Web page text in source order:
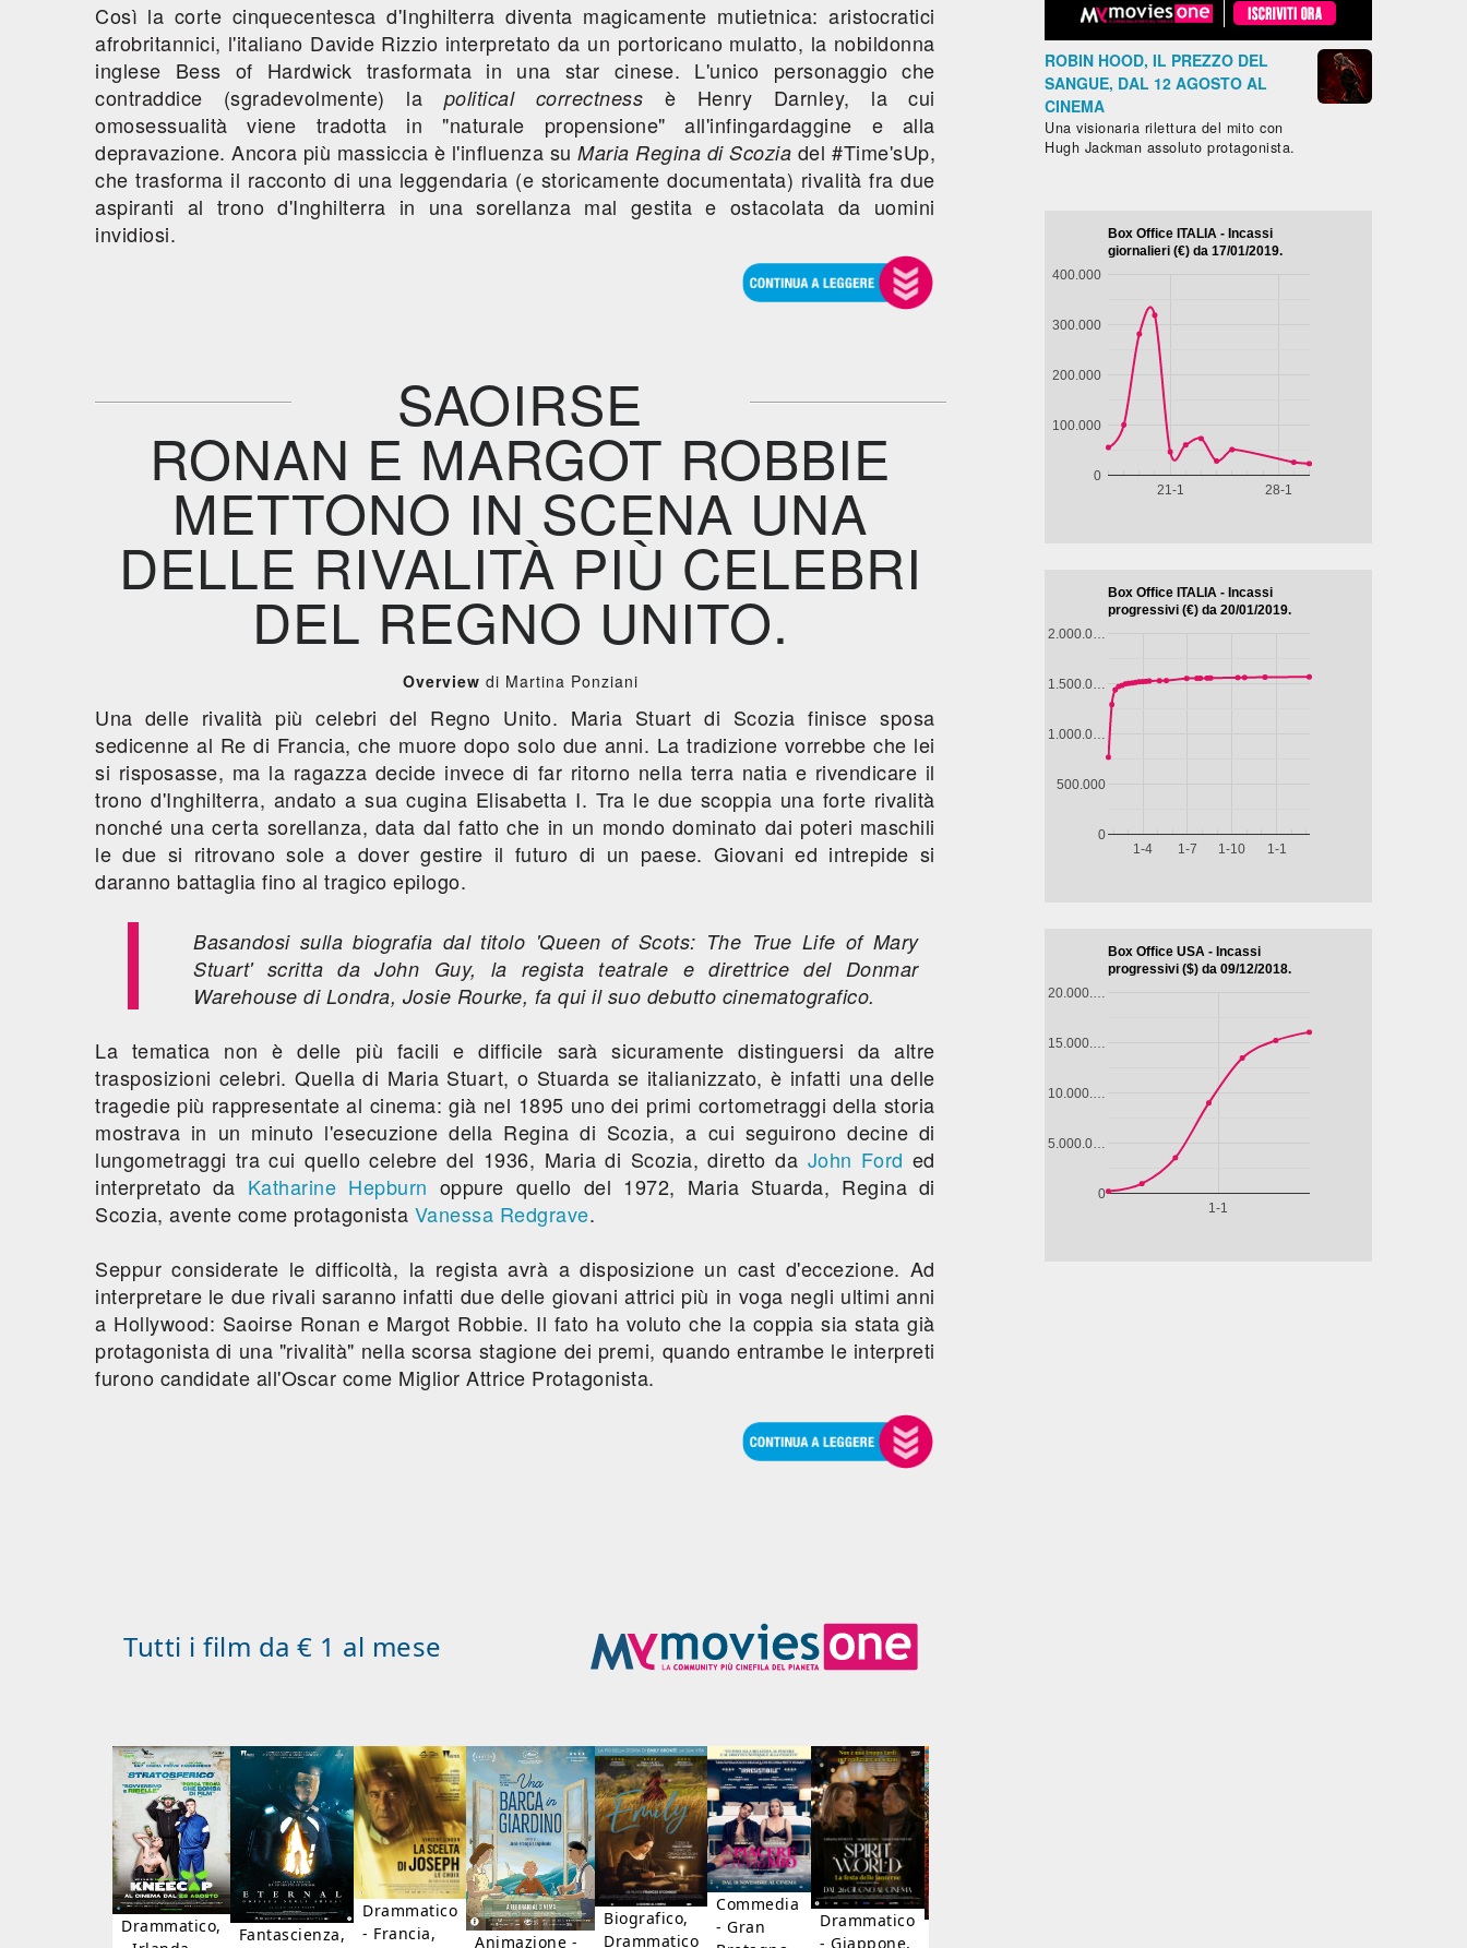
Così la corte cinquecentesca d'Inghilterra diventa magicamente mutietnica: aristocratici
afrobritannici, l'italiano Davide Rizzio interpretato da un portoricano mulatto, la nobildonna
inglese Bess of Hardwick trasformata in una star cinese. L'unico personaggio che
contraddice (sgradevolmente) la political correctness è Henry Darnley, la cui
omosessualità viene tradotta in "naturale propensione" all'infingardaggine e alla
depravazione. Ancora più massiccia è l'influenza suMaria Regina di Scozia del #Time'sUp,
che trasforma il racconto di una leggendaria (e storicamente documentata) rivalità fra due
aspiranti al trono d'Inghilterra in una sorellanza mal gestita e ostacolata da uomini
invidiosi.
SAOIRSE
RONAN E MARGOT ROBBIE
METTONO IN SCENA UNA
DELLE RIVALITÀ PIÙ CELEBRI
DEL REGNO UNITO.
Overview di Martina Ponziani
Una delle rivalità più celebri del Regno Unito. Maria Stuart di Scozia finisce sposa
sedicenne al Re di Francia, che muore dopo solo due anni. La tradizione vorrebbe che lei
si risposasse, ma la ragazza decide invece di far ritorno nella terra natia e rivendicare il
trono d'Inghilterra, andato a sua cugina Elisabetta I. Tra le due scoppia una forte rivalità
nonché una certa sorellanza, data dal fatto che in un mondo dominato dai poteri maschili
le due si ritrovano sole a dover gestire il futuro di un paese. Giovani ed intrepide si
daranno battaglia fino al tragico epilogo.
Basandosi sulla biografia dal titolo 'Queen of Scots: The True Life of Mary
Stuart' scritta da John Guy, la regista teatrale e direttrice del Donmar
Warehouse di Londra, Josie Rourke, fa qui il suo debutto cinematografico.
La tematica non è delle più facili e difficile sarà sicuramente distinguersi da altre
trasposizioni celebri. Quella di Maria Stuart, o Stuarda se italianizzato, è infatti una delle
tragedie più rappresentate al cinema: già nel 1895 uno dei primi cortometraggi della storia
mostrava in un minuto l'esecuzione della Regina di Scozia, a cui seguirono decine di
lungometraggi tra cui quello celebre del 1936, Maria di Scozia, diretto da John Ford ed
interpretato da Katharine Hepburn oppure quello del 1972, Maria Stuarda, Regina di
Scozia, avente come protagonista Vanessa Redgrave.
Seppur considerate le difficoltà, la regista avrà a disposizione un cast d'eccezione. Ad
interpretare le due rivali saranno infatti due delle giovani attrici più in voga negli ultimi anni
a Hollywood: Saoirse Ronan e Margot Robbie. Il fato ha voluto che la coppia sia stata già
protagonista di una "rivalità" nella scorsa stagione dei premi, quando entrambe le interpreti
furono candidate all'Oscar come Miglior Attrice Protagonista.
Tutti i film da € 1 al mese
Drammatico,
Fantascienza,
Drammatico
- Francia,
Animazione -
Biografico,
Drammatico
Commedia
- Gran
Drammatico
- Giappone,
ROBIN HOOD, IL PREZZO DEL
SANGUE, DAL 12 AGOSTO AL
CINEMA
Una visionaria rilettura del mito con
Hugh Jackman assoluto protagonista.